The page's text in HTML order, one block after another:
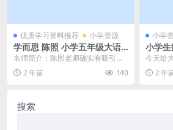
优质学习资料推荐 小学资源
学而思 陈照 小学五年级大语
文暑假培训班勤思MP4视频
+在线10讲带讲义-百度云网盘
下载
名师简介：陈照老师确实有吸引人
的资本，别想歪了，不是外表啦，
是细节上的问题。作为...
2 年前 140
小学
小学
八大奥
思教
下载
今天给
—— 学
开竞赛
2 年
搜索